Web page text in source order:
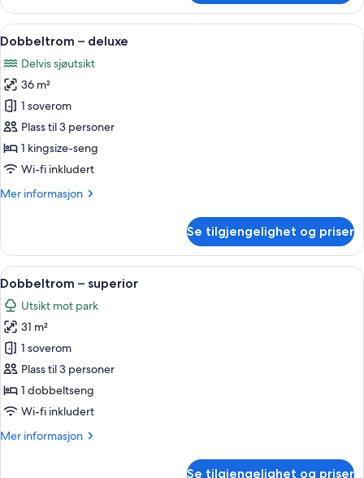
Bosphorus
Bridge
View
Bed
Åpne
alle
bildene
av
Dobbeltrom
–
deluxe
Sengetøy i egyptisk bomull,
5
Dobbeltrom – deluxe
Delvis sjøutsikt
36 m²
1 soverom
Plass til 3 personer
1 kingsize-seng
Wi-fi inkludert
Mer informasjon
Mer
–
deluxe
Se tilgjengelighet og priser
Åpne
alle
bildene
av
Dobbeltrom
–
superior
Sengetøy i egyptisk bomull,
5
Dobbeltrom – superior
Utsikt mot park
31 m²
1 soverom
Plass til 3 personer
1 dobbeltseng
Wi-fi inkludert
Mer informasjon
Mer
Se tilgjengelighet og priser